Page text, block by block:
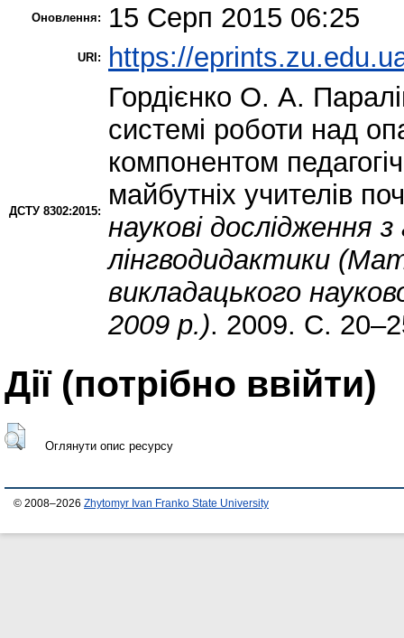
Оновлення: 15 Серп 2015 06:25
URI: https://
ДСТУ 8302:2015:
Гордієнко О. А.
системі роботи над
компонентом
майбутніх учителів
наукові дослідження
лінгводидактики
викладацького
2009 р.). 2009. С.
Дії ​​(потрібно ввійти)
Оглянути опис ресурсу
© 2008–2026 Zhytomyr Ivan Franko State University